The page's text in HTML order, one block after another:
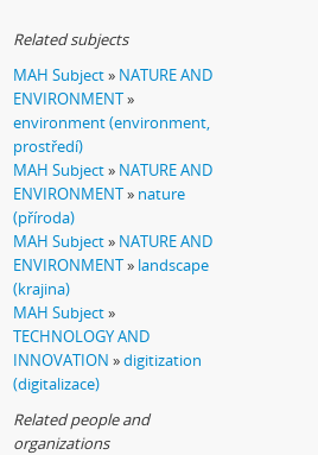
Related subjects
MAH Subject» NATURE AND
ENVIRONMENT»
environment (environment,
prostředí)
MAH Subject» NATURE AND
ENVIRONMENT» nature
(příroda)
MAH Subject» NATURE AND
ENVIRONMENT» landscape
(krajina)
MAH Subject»
TECHNOLOGY AND
INNOVATION »digitization
(digitalizace)
Related people and
organizations